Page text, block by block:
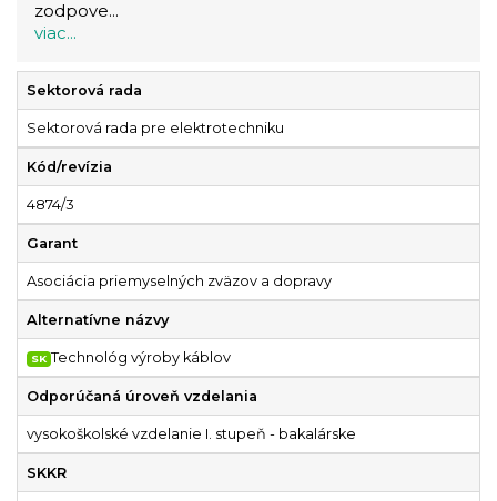
zodpove...
viac...
Sektorová rada
Sektorová rada pre elektrotechniku
Kód/revízia
4874/3
Garant
Asociácia priemyselných zväzov a dopravy
Alternatívne názvy
SK Technológ výroby káblov
Odporúčaná úroveň vzdelania
vysokoškolské vzdelanie I. stupeň - bakalárske
SKKR